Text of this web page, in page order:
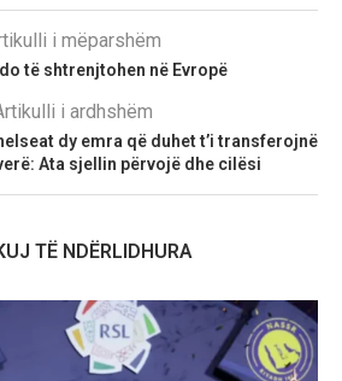
i mëparshëm
të shtrenjtohen në Evropë
i ardhshëm
dy emra që duhet t’i transferojnë
Ata sjellin përvojë dhe cilësi
TË NDËRLIDHURA